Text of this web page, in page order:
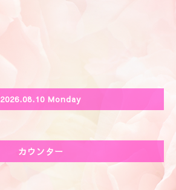
2026.08.10 Monday
カウンター